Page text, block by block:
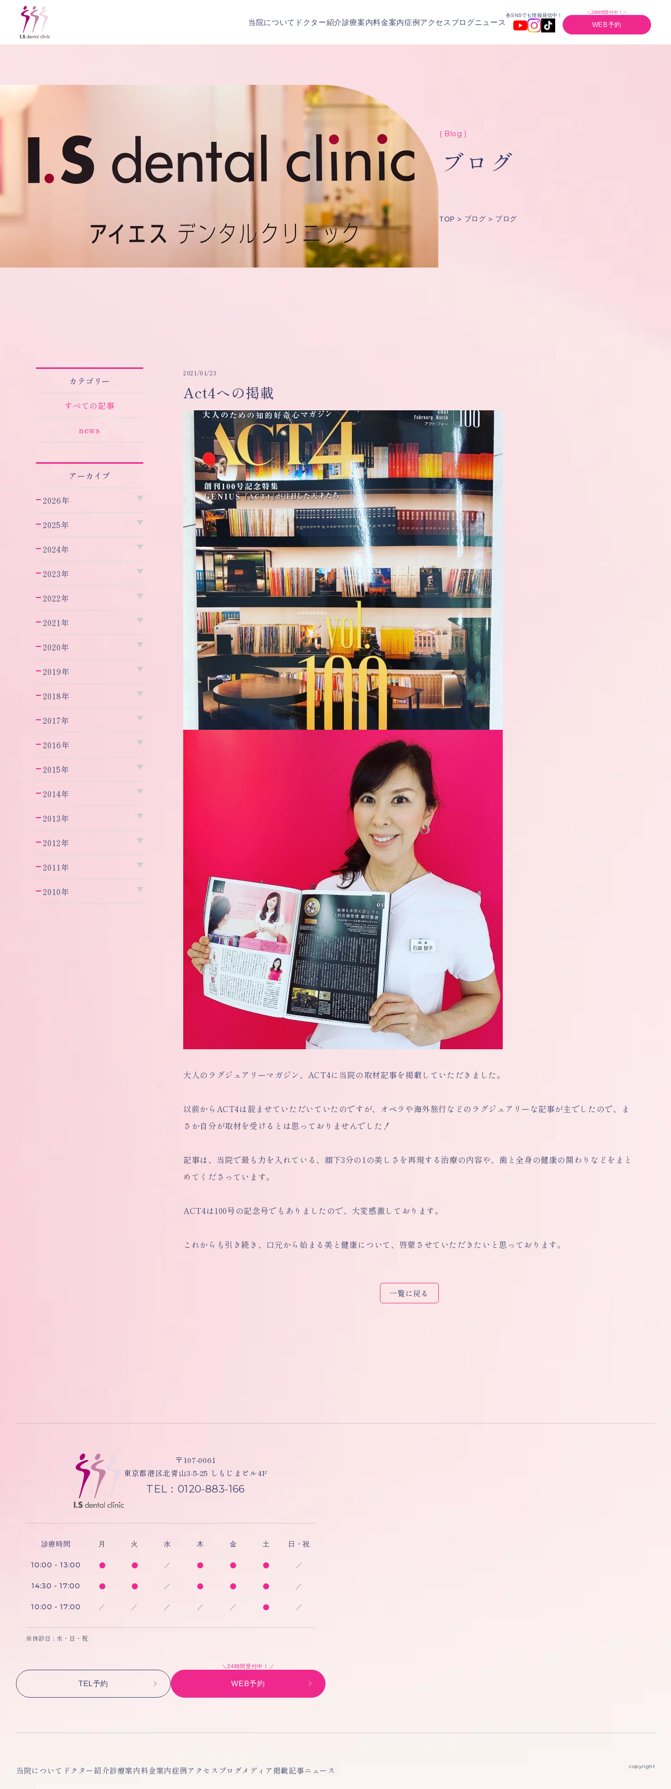
当院について ドクター紹介診療案内料金案内症例アクセス ブログニュース
各SNSでも情報発信中！
＼24時間受付中！／
WEB予約
( Blog )
ブログ
TOP ブログ ブログ
カテゴリー
すべての記事
news
アーカイブ
2026年
2025年
2024年
2023年
2022年
2021年
2020年
2019年
2018年
2017年
2016年
2015年
2014年
2013年
2012年
2011年
2010年
2021/01/23
Act4への掲載
大人のラグジュアリーマガジン、ACT4に当院の取材記事を掲載していただきました。
以前からACT4は読ませていただいていたのですが、オペラや海外旅行などのラグジュアリーな記事が主でしたので、ま
さか自分が取材を受けるとは思っておりませんでした！
記事は、当院で最も力を入れている、顔下3分の1の美しさを再現する治療の内容や、歯と全身の健康の関わりなどをまと
めてくださっています。
ACT4は100号の記念号でもありましたので、大変感激しております。
これからも引き続き、口元から始まる美と健康について、啓蒙させていただきたいと思っております。
一覧に戻る
〒107-0061
東京都港区北青山3-5-25 しもじまビル4F
TEL：0120-883-166
診療時間 月 火 水 木 金 土 日・祝
10:00 - 13:00 ／ ／
14:30 - 17:00 ／ ／
10:00 - 17:00 ／ ／ ／ ／ ／ ／
※休診日 : 水・日・祝
TEL予約
＼24時間受付中！／
WEB予約
当院について ドクター紹介診療案内料金案内症例アクセス ブログメディア掲載記事ニュース copyright